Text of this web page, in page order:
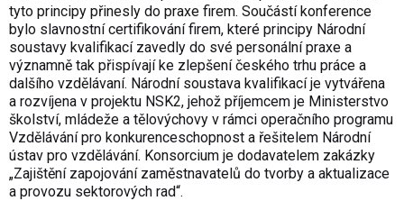
tyto principy přinesly do praxe firem. Součástí konference
bylo slavnostní certifikování firem, které principy Národní
soustavy kvalifikací zavedly do své personální praxe a
významně tak přispívají ke zlepšení českého trhu práce a
dalšího vzdělávaní. Národní soustava kvalifikací je vytvářena
a rozvíjena v projektu NSK2, jehož příjemcem je Ministerstvo
školství, mládeže a tělovýchovy v rámci operačního programu
Vzdělávání pro konkurenceschopnost a řešitelem Národní
ústav pro vzdělávání. Konsorcium je dodavatelem zakázky
„Zajištění zapojování zaměstnavatelů do tvorby a aktualizace
a provozu sektorových rad“.